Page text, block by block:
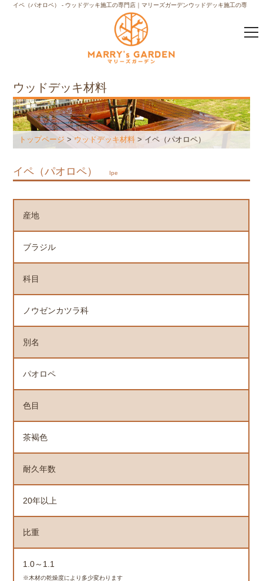
イペ（パオロペ） - ウッドデッキ施工の専門店｜マリーズガーデンウッドデッキ施工の専
ウッドデッキ材料
トップページ > ウッドデッキ材料 > イペ（パオロペ）
イペ（パオロペ） Ipe
産地
ブラジル
科目
ノウゼンカツラ科
別名
パオロペ
色目
茶褐色
耐久年数
20年以上
比重
1.0～1.1
※木材の乾燥度により多少変わります